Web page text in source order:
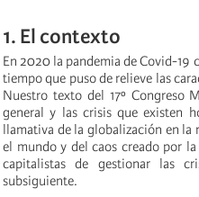
1. El contexto
En 2020 la pandemia de Covid-
tiempo que puso de relieve las
Nuestro texto del 17º Congreso
general y las crisis que existen
llamativa de la globalización en
el mundo y del caos creado por
capitalistas de gestionar las
subsiguiente.